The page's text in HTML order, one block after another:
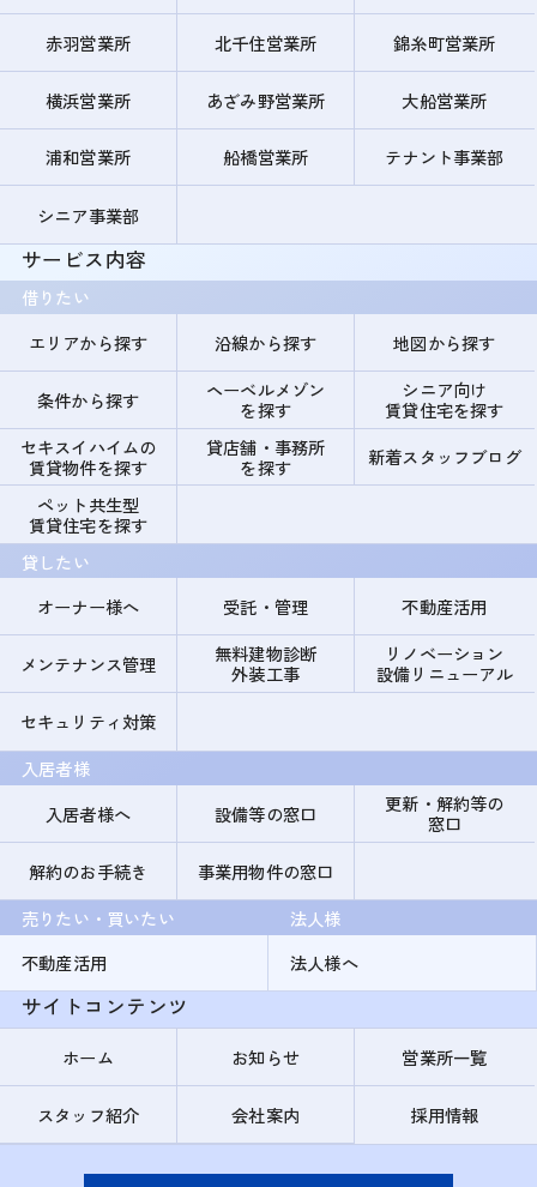
赤羽営業所 北千住営業所 錦糸町営業所
横浜営業所 あざみ野営業所 大船営業所
浦和営業所 船橋営業所 テナント事業部
シニア事業部
サービス内容
借りたい
エリアから探す
沿線から探す 地図から探す
条件から探す
ヘーベルメゾン
を探す
シニア向け
賃貸住宅を探す
セキスイハイムの
賃貸物件を探す
貸店舗・事務所
を探す
新着スタッフブログ
ペット共生型
賃貸住宅を探す
貸したい
オーナー様へ
受託・管理 不動産活用
メンテナンス管理
無料建物診断
外装工事
リノベーション
設備リニューアル
セキュリティ対策
入居者様
入居者様へ
設備等の窓口
更新・解約等の
窓口
解約のお手続き
事業用物件の窓口
売りたい・買いたい
不動産活用
法人様
法人様へ
サイトコンテンツ
ホーム お知らせ 営業所一覧
スタッフ紹介 会社案内 採用情報